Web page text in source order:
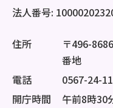
法人番号:
住所
〒496-
番地
電話
0567-24-
開庁時間
午前8時30